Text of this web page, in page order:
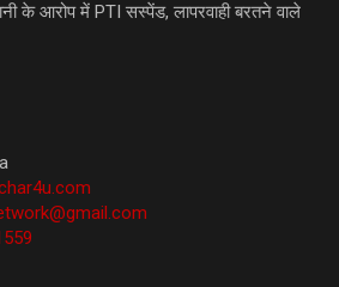
के आरोप में PTI सस्पेंड, लापरवाही बरतने वाले